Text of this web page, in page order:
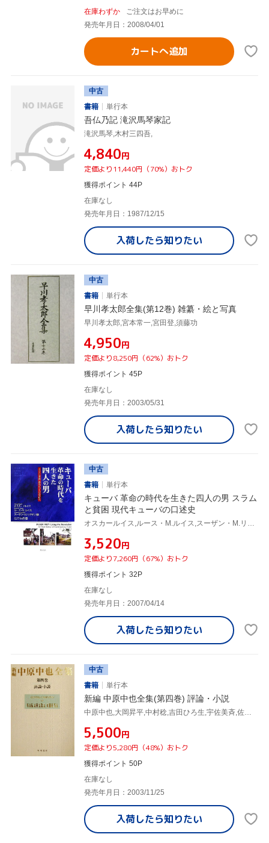
在庫わずか
ご注文はお早めに
発売年月日：2008/04/01
カートへ追加
中古
書籍
単行本
吾仏乃記 滝沢馬琴家記
滝沢馬琴,木村三四吾,
¥4,840円
定価より11,440円（70%）おトク
獲得ポイント 44P
在庫なし
発売年月日：1987/12/15
入荷したら知りたい
中古
書籍
単行本
早川孝太郎全集(第12巻) 雑纂・絵と写真
早川孝太郎,宮本常一,宮田登,須藤功
¥4,950円
定価より8,250円（62%）おトク
獲得ポイント 45P
在庫なし
発売年月日：2003/05/31
入荷したら知りたい
中古
書籍
単行本
キューバ 革命の時代を生きた四人の男 スラム
と貧困 現代キューバの口述史
¥3,520円
定価より7,260円（67%）おトク
獲得ポイント 32P
在庫なし
発売年月日：2007/04/14
入荷したら知りたい
中古
書籍
単行本
新編 中原中也全集(第四巻) 評論・小説
中原中也,大岡昇平,中村稔,吉田ひろ生,宇佐美斉,佐々木幹郎
¥5,500円
定価より5,280円（48%）おトク
獲得ポイント 50P
在庫なし
発売年月日：2003/11/25
入荷したら知りたい